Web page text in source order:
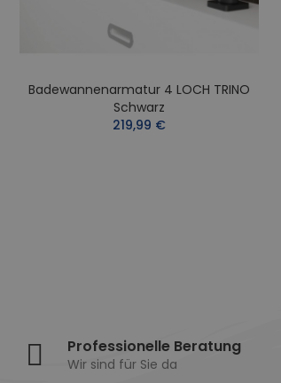
Badewannenarmatur 4 LOCH TRINO
Schwarz
219,99 €
Professionelle Beratung
Wir sind für Sie da